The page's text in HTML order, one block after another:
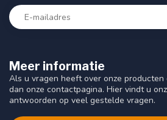
Meer informatie
Als u vragen heeft over onze
dan onze contactpagina. Hier vindt u
antwoorden op veel gestelde vragen.